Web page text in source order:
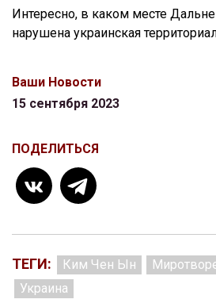
Интересно, в каком месте
нарушена украинская
Ваши Новости
15 сентября 2023
ПОДЕЛИТЬСЯ
ТЕГИ: Ким Чен Ын
Украина